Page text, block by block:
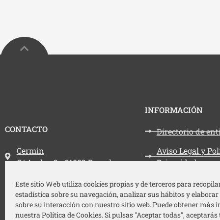
Este sitio Web utiliza cookies propias y de terceros para
estadística sobre su navegación, analizar sus hábitos y
sobre su interacción con nuestro sitio web. Puede obtener más
nuestra Política de Cookies. Si pulsas "Aceptar todas", aceptarás
CONTACTO
Dirección:
Cermin
C/ Aralar, 3 - 31002 Pamplona
Teléfono:
948 212 787
Email:
cermin@cermin.org
INFORMACIÓN
Directorio de
Aviso Legal y
Privacidad
Política de
Accesibilidad